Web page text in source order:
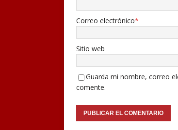
Correo electrónico*
Sitio web
Guarda mi nombre, correo
comente.